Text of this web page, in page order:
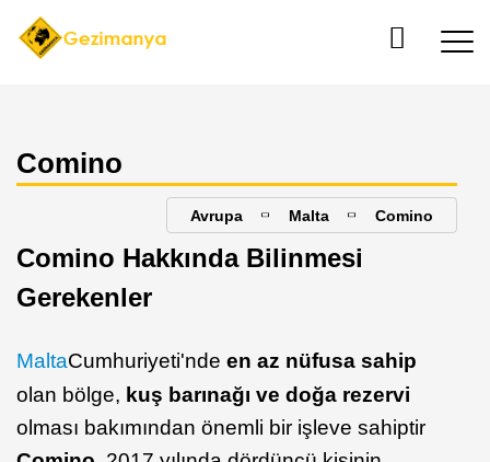
Comino
Avrupa Malta Comino
Comino Hakkında Bilinmesi
Gerekenler
MaltaCumhuriyeti'nde en az nüfusa sahip
olan bölge, kuş barınağı ve doğa rezervi
olması bakımından önemli bir işleve sahiptir